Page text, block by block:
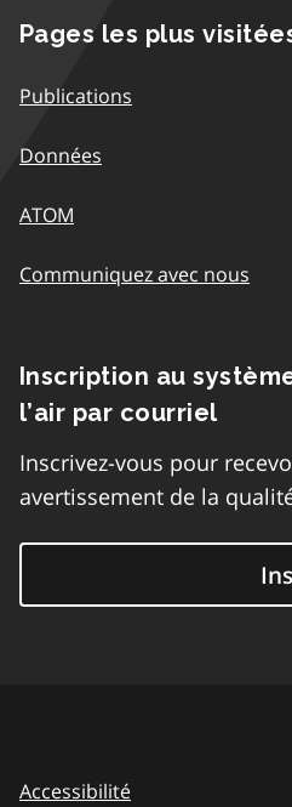
Pages les plus
Publications
Données
ATOM
Communiquez avec nous
Inscription au
l’air par courriel
Inscrivez-vous pour
avertissement de la
Accessibilité